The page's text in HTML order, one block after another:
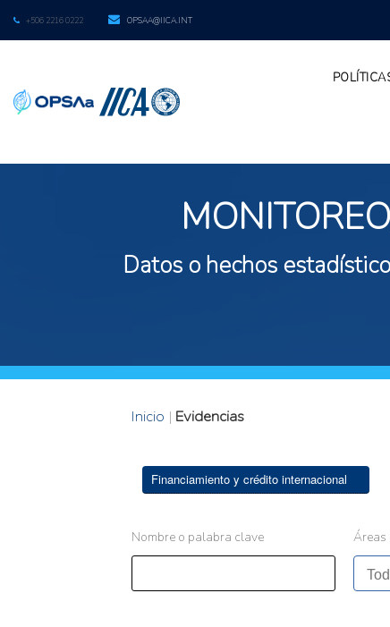
+506 2216 0222 OPSAA@IICA.INT
Datos o hechos
Inicio | Evidencias
Financiamiento y crédito internacional
Nombre o palabra clave Áreas